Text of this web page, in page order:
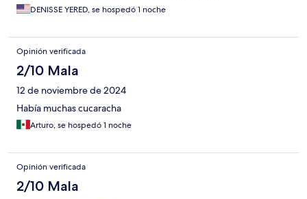
DENISSE YERED, se hospedó 1 noche
Opinión verificada
2/10 Mala
12 de noviembre de 2024
Había muchas cucaracha
Arturo, se hospedó 1 noche
Opinión verificada
2/10 Mala